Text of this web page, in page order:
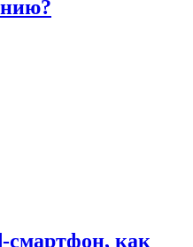
смартфон, как